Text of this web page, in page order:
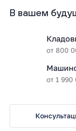
В вашем
от 800
от 1 990